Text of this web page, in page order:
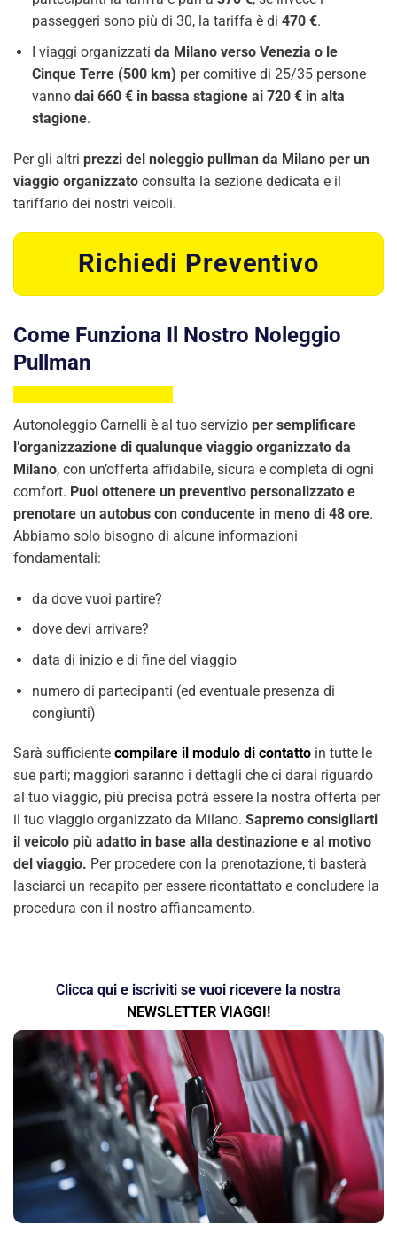
passeggeri sono più di 30, la tariffa è di 470 €.
I viaggi organizzati da Milano verso Venezia o le
Cinque Terre (500 km) per comitive di 25/35 persone
vanno dai 660 € in bassa stagione ai 720 € in alta
stagione.
Per gli altri prezzi del noleggio pullman da Milano per un
viaggio organizzato consulta la sezione dedicata e il
tariffario dei nostri veicoli.
Richiedi Preventivo
Come Funziona Il Nostro Noleggio
Pullman
Autonoleggio Carnelli è al tuo servizio per semplificare
l’organizzazione di qualunque viaggio organizzato da
Milano, con un’offerta affidabile, sicura e completa di ogni
comfort. Puoi ottenere un preventivo personalizzato e
prenotare un autobus con conducente in meno di 48 ore.
Abbiamo solo bisogno di alcune informazioni
fondamentali:
da dove vuoi partire?
dove devi arrivare?
data di inizio e di fine del viaggio
numero di partecipanti (ed eventuale presenza di
congiunti)
Sarà sufficiente compilare il modulo di contatto in tutte le
sue parti; maggiori saranno i dettagli che ci darai riguardo
al tuo viaggio, più precisa potrà essere la nostra offerta per
il tuo viaggio organizzato da Milano. Sapremo consigliarti
il veicolo più adatto in base alla destinazione e al motivo
del viaggio. Per procedere con la prenotazione, ti basterà
lasciarci un recapito per essere ricontattato e concludere la
procedura con il nostro affiancamento.
Clicca qui e iscriviti se vuoi ricevere la nostra
NEWSLETTER VIAGGI!